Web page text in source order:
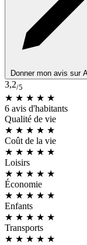
Donner mon avis sur
3,2/5
★ ★ ★ ★ ★
6 avis d'habitants
Qualité de vie
★ ★ ★ ★ ★
Coût de la vie
★ ★ ★ ★ ★
Loisirs
★ ★ ★ ★ ★
Économie
★ ★ ★ ★ ★
Enfants
★ ★ ★ ★ ★
Transports
★ ★ ★ ★ ★